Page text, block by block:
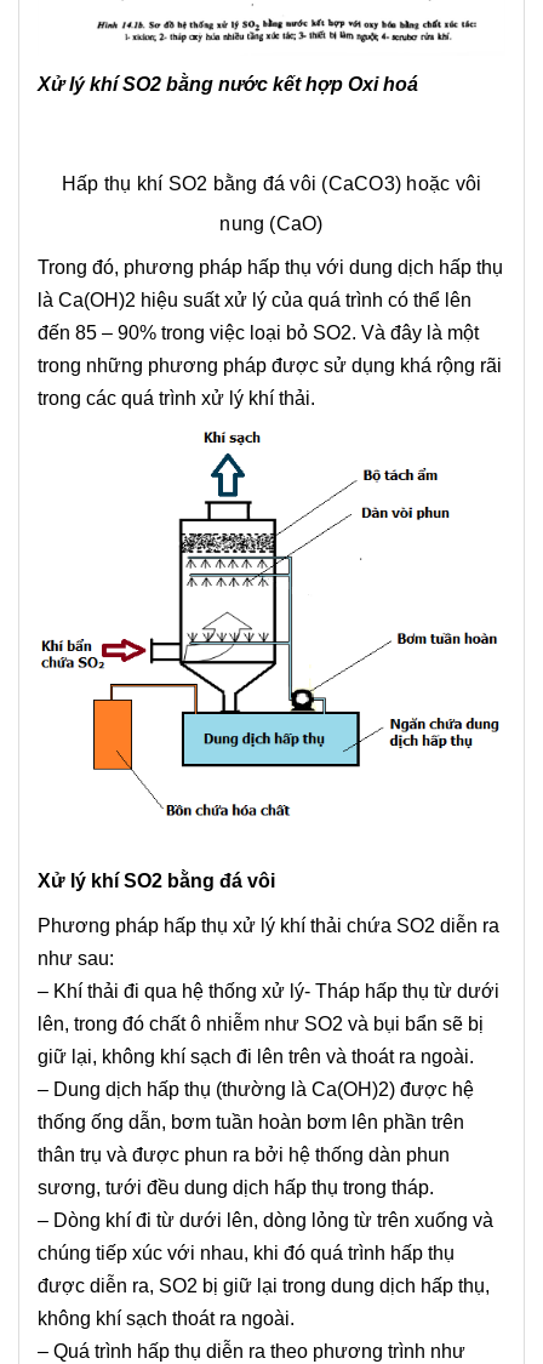
Xử lý khí SO2 bằng nước kết hợp Oxi hoá
Hấp thụ khí SO2 bằng đá vôi (CaCO3) hoặc vôi
nung (CaO)
Trong đó, phương pháp hấp thụ với dung dịch hấp thụ
là Ca(OH)2 hiệu suất xử lý của quá trình có thể lên
đến 85 – 90% trong việc loại bỏ SO2. Và đây là một
trong những phương pháp được sử dụng khá rộng rãi
trong các quá trình xử lý khí thải.
Xử lý khí SO2 bằng đá vôi
Phương pháp hấp thụ xử lý khí thải chứa SO2 diễn ra
như sau:
– Khí thải đi qua hệ thống xử lý- Tháp hấp thụ từ dưới
lên, trong đó chất ô nhiễm như SO2 và bụi bẩn sẽ bị
giữ lại, không khí sạch đi lên trên và thoát ra ngoài.
– Dung dịch hấp thụ (thường là Ca(OH)2) được hệ
thống ống dẫn, bơm tuần hoàn bơm lên phần trên
thân trụ và được phun ra bởi hệ thống dàn phun
sương, tưới đều dung dịch hấp thụ trong tháp.
– Dòng khí đi từ dưới lên, dòng lỏng từ trên xuống và
chúng tiếp xúc với nhau, khi đó quá trình hấp thụ
được diễn ra, SO2 bị giữ lại trong dung dịch hấp thụ,
không khí sạch thoát ra ngoài.
– Quá trình hấp thụ diễn ra theo phương trình như